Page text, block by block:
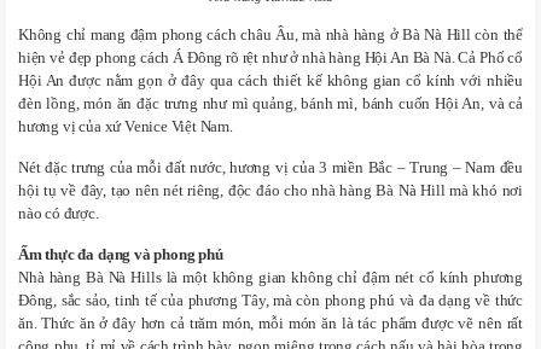
Không chỉ mang đậm phong cách châu Âu, mà nhà hàng ở Bà Nà Hill còn thể
hiện vẻ đẹp phong cách Á Đông rõ rệt như ở nhà hàng Hội An Bà Nà. Cả Phố cổ
Hội An được nằm gọn ở đây qua cách thiết kế không gian cổ kính với nhiều
đèn lồng, món ăn đặc trưng như mì quảng, bánh mì, bánh cuốn Hội An, và cả
hương vị của xứ Venice Việt Nam.
Nét đặc trưng của mỗi đất nước, hương vị của 3 miền Bắc – Trung – Nam đều
hội tụ về đây, tạo nên nét riêng, độc đáo cho nhà hàng Bà Nà Hill mà khó nơi
nào có được.
Ẩm thực đa dạng và phong phú
Nhà hàng Bà Nà Hills là một không gian không chỉ đậm nét cổ kính phương
Đông, sắc sảo, tinh tế của phương Tây, mà còn phong phú và đa dạng về thức
ăn. Thức ăn ở đây hơn cả trăm món, mỗi món ăn là tác phẩm được vẽ nên rất